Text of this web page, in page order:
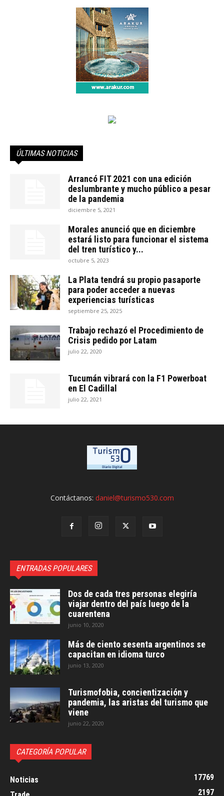
ÚLTIMAS NOTICIAS
Arrancó FIT 2021 con una edición
deslumbrante y mucho público a pesar
de la pandemia
diciembre 5, 2021
Morales anunció que en diciembre
estará listo para funcionar el sistema
del tren turístico y...
octubre 5, 2023
La Plata tendrá su propio pasaporte
para poder acceder a nuevas
experiencias turísticas
septiembre 25, 2025
Trabajo rechazó el Procedimiento de
Crisis pedido por Latam
julio 22, 2020
Tucumán vibrará con la F1 Powerboat
en El Cadillal
julio 22, 2021
Contáctanos: daniel@turismo530.com
ENTRADAS POPULARES
Dos de cada tres personas elegiría
viajar dentro del país luego de la
cuarentena
junio 10, 2020
Más de ciento sesenta argentinos se
capacitan en idioma turco
junio 13, 2020
Turismofobia, concientización y
pandemia, las aristas del turismo que
viene
junio 22, 2020
CATEGORÍA POPULAR
Noticias
17769
2197